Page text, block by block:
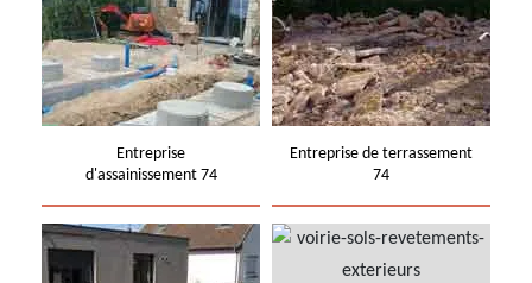
Entreprise
d'assainissement 74
Entreprise de terrassement
74